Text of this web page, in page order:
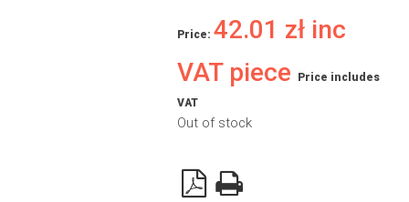
Price:42.01 zł inc
VAT piece
Price includes
VAT
Out of stock